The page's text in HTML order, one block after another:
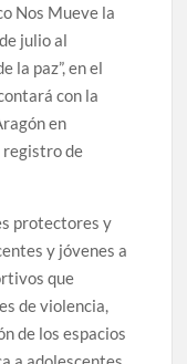
Nos Mueve la
julio al
la paz”, en el
con la
en
registro de
protectores y
y jóvenes a
que
de violencia,
de los espacios